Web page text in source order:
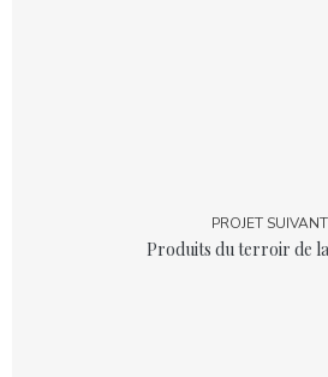
PROJET SUIVANT
Produits du terroir de